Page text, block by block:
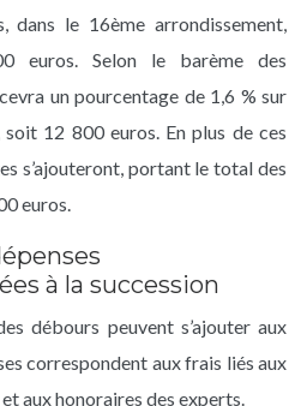
dans le 16ème arrondissement,
euros. Selon le barème des
un pourcentage de 1,6 % sur
soit 12 800 euros. En plus de ces
s’ajouteront, portant le total des
euros.
à la succession
débours peuvent s’ajouter aux
correspondent aux frais liés aux
aux honoraires des experts.